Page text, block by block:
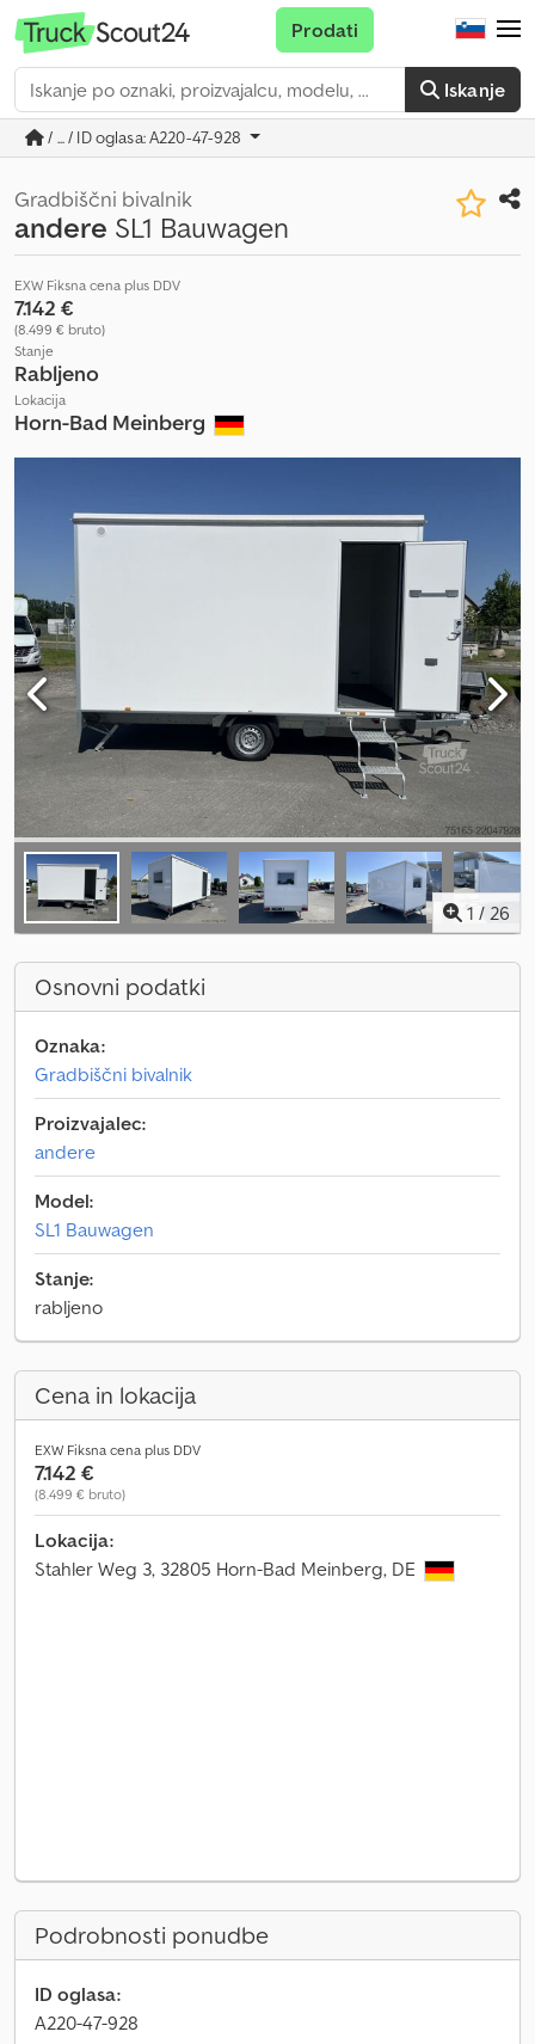
Iskanje
Prodati
/ ... / ID oglasa: A220-47-928
Gradbiščni bivalnik
andere SL1 Bauwagen
EXW Fiksna cena plus DDV
7.142 €
(8.499 € bruto)
Stanje
Rabljeno
Lokacija
Horn-Bad Meinberg
1 / 26
Osnovni podatki
Oznaka:
Gradbiščni bivalnik
Proizvajalec:
andere
Model:
SL1 Bauwagen
Stanje:
rabljeno
Cena in lokacija
EXW Fiksna cena plus DDV
7.142 €
(8.499 € bruto)
Lokacija:
Stahler Weg 3, 32805 Horn-Bad Meinberg, DE
Podrobnosti ponudbe
ID oglasa:
A220-47-928